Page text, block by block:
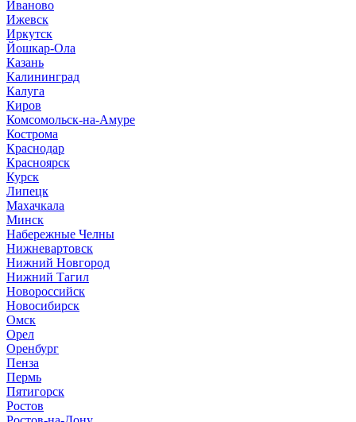
Иваново
Ижевск
Иркутск
Йошкар-Ола
Казань
Калининград
Калуга
Киров
Комсомольск-на-Амуре
Кострома
Краснодар
Красноярск
Курск
Липецк
Махачкала
Минск
Набережные Челны
Нижневартовск
Нижний Новгород
Нижний Тагил
Новороссийск
Новосибирск
Омск
Орел
Оренбург
Пенза
Пермь
Пятигорск
Ростов